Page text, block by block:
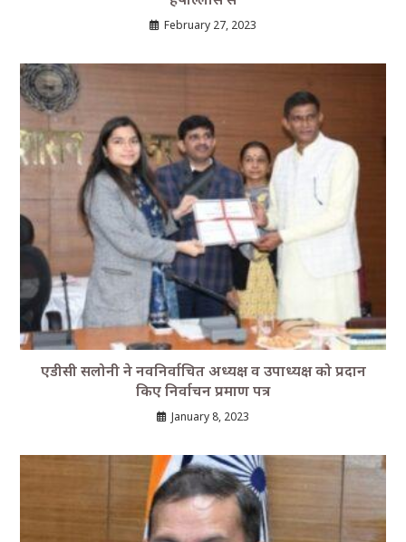
February 27, 2023
एडीसी सलोनी ने नवनिर्वाचित अध्यक्ष व उपाध्यक्ष को प्रदान
किए निर्वाचन प्रमाण पत्र
January 8, 2023